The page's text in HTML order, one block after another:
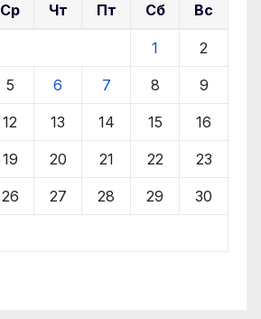
Ср Чт Пт Сб Вс
1 2
5 6 7 8 9
12 13 14 15 16
19 20 21 22 23
26 27 28 29 30